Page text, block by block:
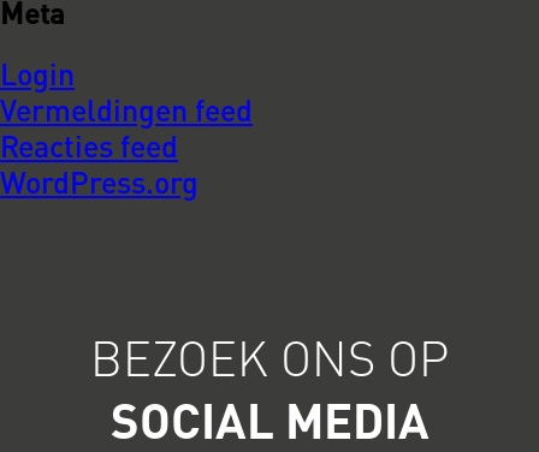
Meta
Login
Vermeldingen feed
Reacties feed
WordPress.org
BEZOEK ONS OP
SOCIAL MEDIA